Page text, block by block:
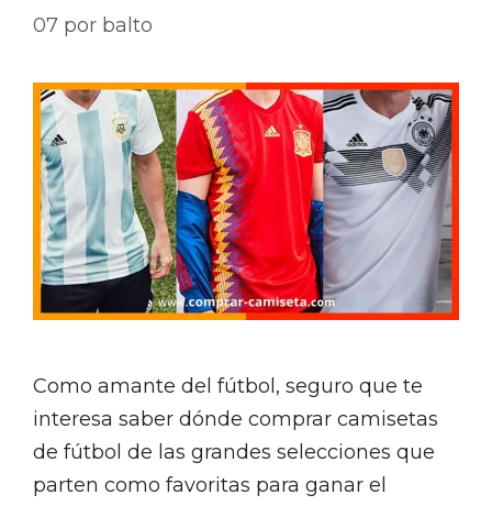
07 por balto
Como amante del fútbol, seguro que te
interesa saber dónde comprar camisetas
de fútbol de las grandes selecciones que
parten como favoritas para ganar el